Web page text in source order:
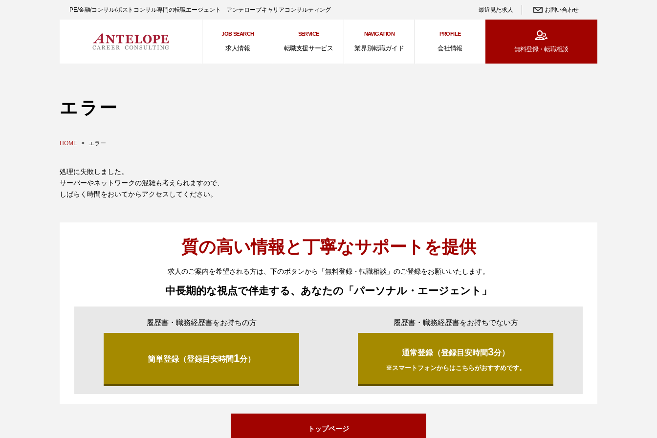
PE/金融/コンサル/ポストコンサル専門の転職エージェント アンテロープキャリアコンサルティング 最近見た求人 お問い合わせ
JOB SEARCH
求人情報
SERVICE
転職支援サービス
NAVIGATION
業界別転職ガイド
PROFILE
会社情報 無料登録・転職相談
エラー
HOME エラー
処理に失敗しました。
サーバーやネットワークの混雑も考えられますので、
しばらく時間をおいてからアクセスしてください。
質の高い情報と丁寧なサポートを提供
求人のご案内を希望される方は、下のボタンから「無料登録・転職相談」のご登録をお願いいたします。
中長期的な視点で伴走する、あなたの「パーソナル・エージェント」
履歴書・職務経歴書をお持ちの方
簡単登録（登録目安時間1分）
履歴書・職務経歴書をお持ちでない方
通常登録（登録目安時間3分）
※スマートフォンからはこちらがおすすめです。
トップページ